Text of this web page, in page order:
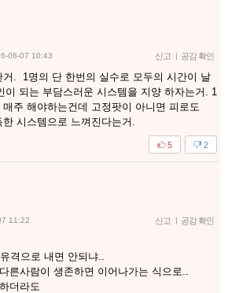
06-07 10:43 신고 | 공감 확인
거. 1명의 단 한번의 실수로 모두의 시간이 날
이 되는 부담스러운 시스템을 지양 하자는거. 1
주 해야하는건데 고정팟이 아니면 피로도
시스템으로 느껴진다는거.
2
5
11:22 신고 | 공감 확인
격으로 내면 안되냐..
른사람이 생존하면 이어나가는 식으로..
더라도